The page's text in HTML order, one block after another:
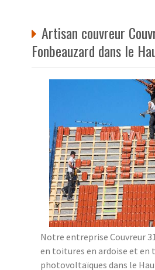
Artisan couvreur
Fonbeauzard dans le
Notre entreprise Couvreur
en toitures en ardoise et en
photovoltaïques dans le